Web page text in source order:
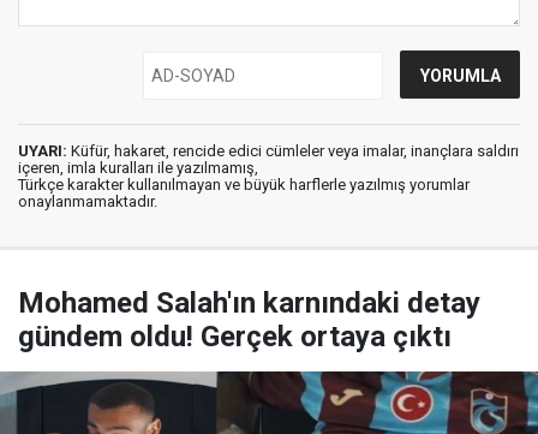
UYARI: Küfür, hakaret, rencide edici cümleler veya imalar, inançlara saldırı
içeren, imla kuralları ile yazılmamış,
Türkçe karakter kullanılmayan ve büyük harflerle yazılmış yorumlar
onaylanmamaktadır.
Mohamed Salah'ın karnındaki detay
gündem oldu! Gerçek ortaya çıktı